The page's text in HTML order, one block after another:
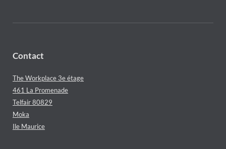
Contact
The Workplace 3e étage
461 La Promenade
Telfair 80829
Moka
Ile Maurice